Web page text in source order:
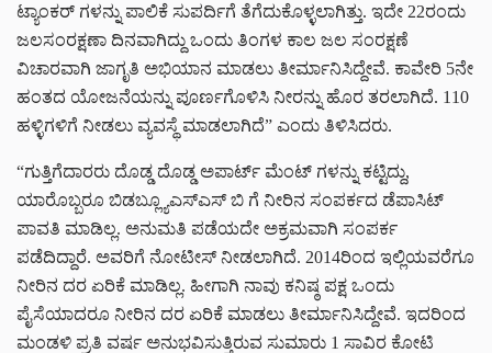
ಟ್ಯಾಂಕರ್ ಗಳನ್ನು ಪಾಲಿಕೆ ಸುಪರ್ದಿಗೆ ತೆಗೆದುಕೊಳ್ಳಲಾಗಿತ್ತು. ಇದೇ 22ರಂದು
ಜಲಸಂರಕ್ಷಣಾ ದಿನವಾಗಿದ್ದು ಒಂದು ತಿಂಗಳ ಕಾಲ ಜಲ ಸಂರಕ್ಷಣೆ
ವಿಚಾರವಾಗಿ ಜಾಗೃತಿ ಅಭಿಯಾನ ಮಾಡಲು ತೀರ್ಮಾನಿಸಿದ್ದೇವೆ. ಕಾವೇರಿ 5ನೇ
ಹಂತದ ಯೋಜನೆಯನ್ನು ಪೂರ್ಣಗೊಳಿಸಿ ನೀರನ್ನು ಹೊರ ತರಲಾಗಿದೆ. 110
ಹಳ್ಳಿಗಳಿಗೆ ನೀಡಲು ವ್ಯವಸ್ಥೆ ಮಾಡಲಾಗಿದೆ” ಎಂದು ತಿಳಿಸಿದರು.
“ಗುತ್ತಿಗೆದಾರರು ದೊಡ್ಡ ದೊಡ್ಡ ಅಪಾರ್ಟ್ ಮೆಂಟ್ ಗಳನ್ನು ಕಟ್ಟಿದ್ದು,
ಯಾರೊಬ್ಬರೂ ಬಿಡಬ್ಲ್ಯೂಎಸ್ಎಸ್ ಬಿ ಗೆ ನೀರಿನ ಸಂಪರ್ಕದ ಡೆಪಾಸಿಟ್
ಪಾವತಿ ಮಾಡಿಲ್ಲ. ಅನುಮತಿ ಪಡೆಯದೇ ಅಕ್ರಮವಾಗಿ ಸಂಪರ್ಕ
ಪಡೆದಿದ್ದಾರೆ. ಅವರಿಗೆ ನೋಟೀಸ್ ನೀಡಲಾಗಿದೆ. 2014ರಿಂದ ಇಲ್ಲಿಯವರೆಗೂ
ನೀರಿನ ದರ ಏರಿಕೆ ಮಾಡಿಲ್ಲ. ಹೀಗಾಗಿ ನಾವು ಕನಿಷ್ಠ ಪಕ್ಷ ಒಂದು
ಪೈಸೆಯಾದರೂ ನೀರಿನ ದರ ಏರಿಕೆ ಮಾಡಲು ತೀರ್ಮಾನಿಸಿದ್ದೇವೆ. ಇದರಿಂದ
ಮಂಡಳಿ ಪ್ರತಿ ವರ್ಷ ಅನುಭವಿಸುತ್ತಿರುವ ಸುಮಾರು 1 ಸಾವಿರ ಕೋಟಿ